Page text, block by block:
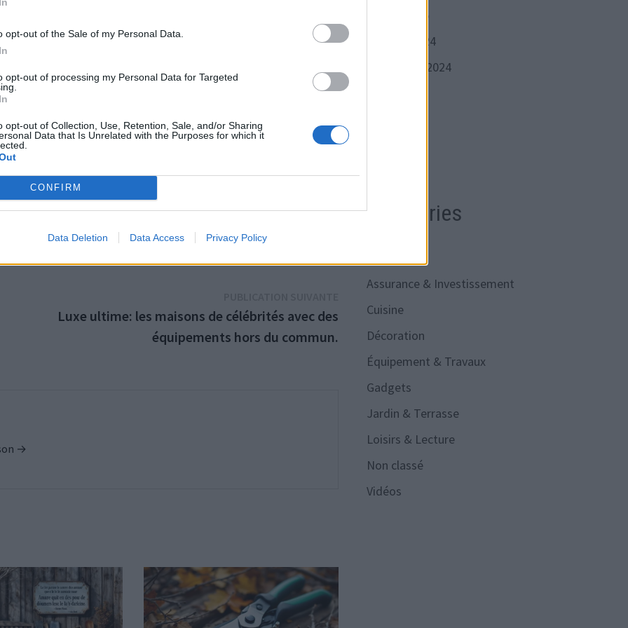
opt-out of the Sale of my Personal Data.
opt-out of processing my Personal Data for Targeted
opt-out of Collection, Use, Retention, Sale, and/or Sharing
Data that Is Unrelated with the Purposes for which it
CONFIRM
Data Deletion Data Access Privacy Policy
finale à votre soirée cinéma en plein air.
et des fruits frais, ainsi que des boissons rafraîchissantes pour
votre jardin en une salle de cinéma en plein air parfaite pour
en famille, entre amis ou en amoureux, votre cinéma en
des souvenirs magiques sous les étoiles.
suivante :
Luxe ultime: les maisons de célébrités avec des
équipements hors du commun.
→
janvier 2025
octobre 2024
septembre 2024
Catégories
Assurance & Investissement
Cuisine
Décoration
Équipement & Travaux
Gadgets
Jardin & Terrasse
Loisirs & Lecture
Non classé
Vidéos